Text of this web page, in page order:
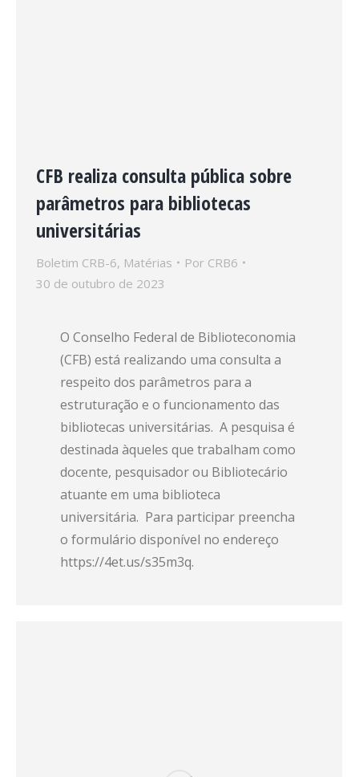
CFB realiza consulta pública sobre
parâmetros para bibliotecas
universitárias
Boletim CRB-6, Matérias Por CRB6
30 de outubro de 2023
O Conselho Federal de Biblioteconomia
(CFB) está realizando uma consulta a
respeito dos parâmetros para a
estruturação e o funcionamento das
bibliotecas universitárias. A pesquisa é
destinada àqueles que trabalham como
docente, pesquisador ou Bibliotecário
atuante em uma biblioteca
universitária. Para participar preencha
o formulário disponível no endereço
https://4et.us/s35m3q.